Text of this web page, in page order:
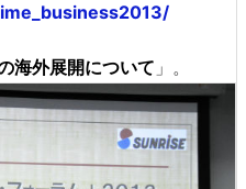
海外展開について 」。